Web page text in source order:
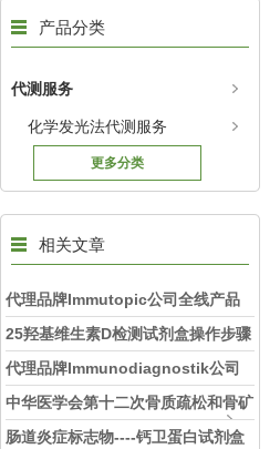
产品分类
代测服务
化学发光法代测服务
更多分类
相关文章
代理品牌Immutopic公司全线产品
25羟基维生素D检测试剂盒操作步骤
代理品牌Immunodiagnostik公司
中华医学会第十二次骨质疏松和骨矿
盐疾病中青年学术会议
肠道炎症标志物----钙卫蛋白试剂盒